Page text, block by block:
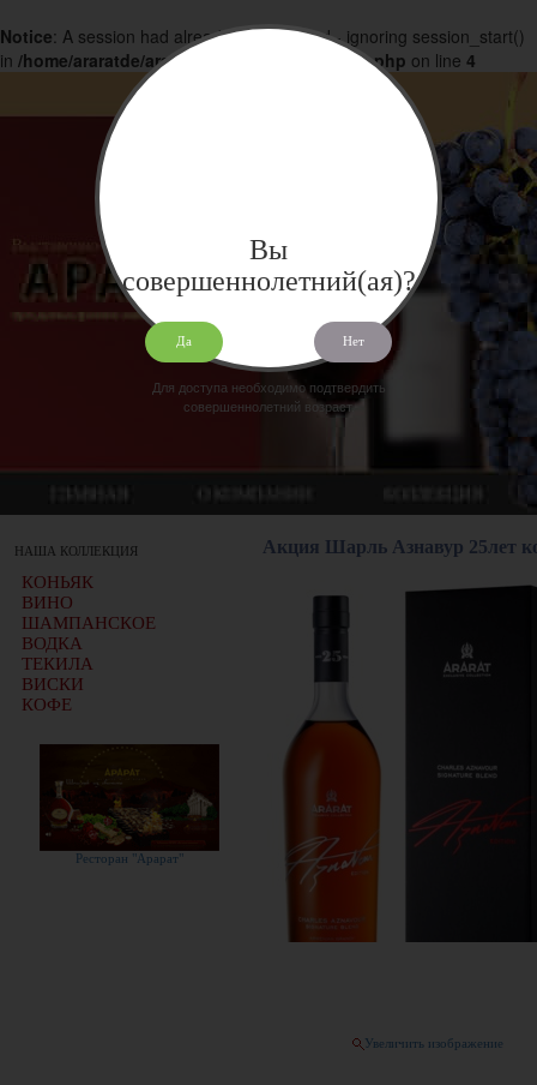
Notice: A session had already been started - ignoring session_start()
in /home/araratde/araratdeg.ru/docs/products.php on line 4
НАША КОЛЛЕКЦИЯ
КОНЬЯК
ВИНО
ШАМПАНСКОЕ
ВОДКА
ТЕКИЛА
ВИСКИ
КОФЕ
Ресторан "Арарат"
Акция Шарль Азнавур 25лет
Увеличить изображение
Вы
совершеннолетний(ая)?
Да Нет
Для доступа необходимо подтвердить
совершеннолетний возраст.